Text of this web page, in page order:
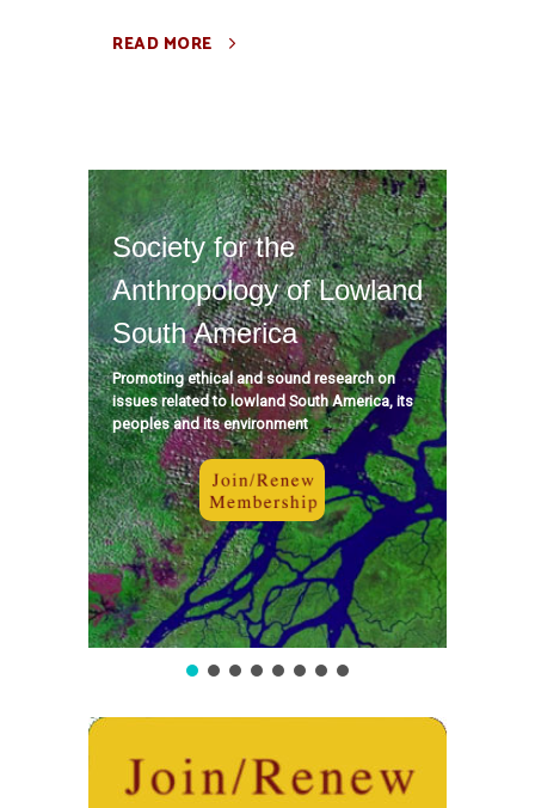
READ MORE
Society for the
Anthropology of Lowland
South America
Promoting ethical and sound research on
issues related to lowland South America, its
peoples and its environment